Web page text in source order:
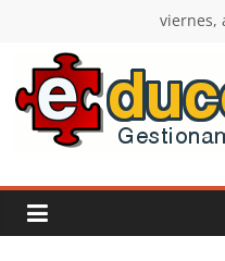
contenido
viernes,
E-
duco: